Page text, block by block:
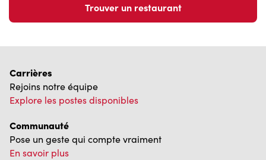
Trouver un restaurant
Carrières
Rejoins notre équipe
Explore les postes disponibles
Communauté
Pose un geste qui compte vraiment
En savoir plus